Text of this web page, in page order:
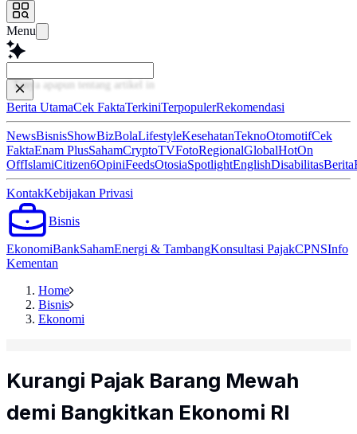
Menu
Tan
Berita UtamaCek FaktaTerkiniTerpopulerRekomendasi
NewsBisnisShowBizBolaLifestyleKesehatanTeknoOtomotifCek
FaktaEnam PlusSahamCryptoTVFotoRegionalGlobalHotOn
OffIslamiCitizen6OpiniFeedsOtosiaSpotlightEnglishDisabilitasBerita
KontakKebijakan Privasi
Bisnis
EkonomiBankSahamEnergi & TambangKonsultasi PajakCPNSInfo
Kementan
Home
Bisnis
Ekonomi
Kurangi Pajak Barang Mewah
demi Bangkitkan Ekonomi RI